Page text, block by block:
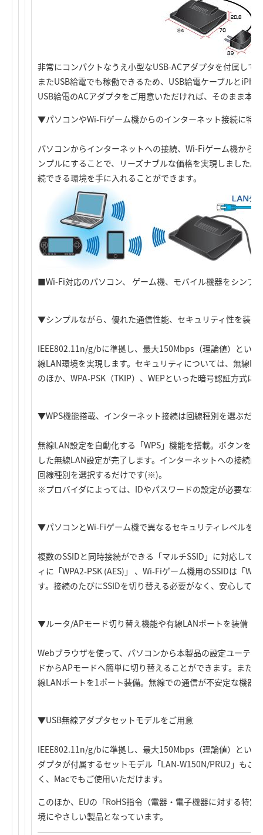
非常にコンパクトなうえ小型なUSB-ACアダプタを付属して
またUSB給電でも稼働できるため、USB給電ケーブルと
USB給電のACアダプタをご用意いただければ、そのまま本
▼パソコンやWi-Fiゲーム機からのインターネット接続に特
パソコンからインターネットへの接続、Wi-Fiゲーム機から
ンプルにすることで、リーズナブルな価格を実現しました
続できる環境を手に入れることができます。
■Wi-Fi対応のパソコン、 ゲーム機、モバイル機器をシンプ
▼シンプルながら、優れた通信性能、セキュリティ性を装備
IEEE802.11n/g/bに準拠し、最大150Mbps（理論値）とい
線LAN環境を実現します。セキュリティについては、無線
のほか、WPA-PSK（TKIP）、WEPといった暗号認証方式に
▼WPS機能搭載、インターネット接続は回線種別を選ぶだけ
無線LAN設定を自動化する「WPS」機能を搭載。ボタンを押
した無線LAN設定が完了します。インターネットへの接続
回線種別を選択するだけです(※)。
※プロバイダによっては、IDやパスワードの設定が必要な場
▼パソコンとWi-Fiゲーム機で異なるセキュリティレベルを
複数のSSIDと同時接続ができる「マルチSSID」に対応して
ィに「WPA2-PSK (AES)」 、Wi-Fiゲーム機用のSSIDは「
す。接続のたびにSSIDを切り替える必要がなく、安心して
▼ルータ/APモード切り替え機能や有線LANポートを装備
Webブラウザを使って、パソコンから本製品の設定ユーテ
ドからAPモードへ簡単に切り替えることができます。また
線LANポートを1ポート装備。無線での通信が不安定な機器
▼USB無線アダプタセットモデルをご用意
IEEE802.11n/g/bに準拠し、最大150Mbps（理論値）とい
ダプタが付属するセットモデル「LAN-W150N/PRU2」もご
く、Macでもご使用いただけます。
このほか、EUの「RoHS指令（電器・電子機器に対する特
境にやさしい製品となっています。